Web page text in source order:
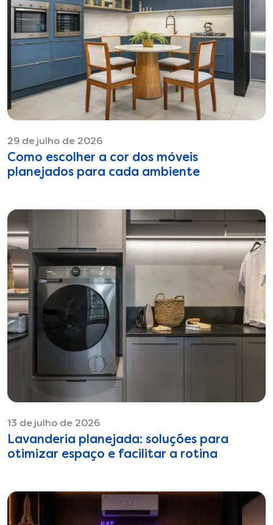
29 de julho de 2026
Como escolher a cor dos móveis
planejados para cada ambiente
13 de julho de 2026
Lavanderia planejada: soluções para
otimizar espaço e facilitar a rotina